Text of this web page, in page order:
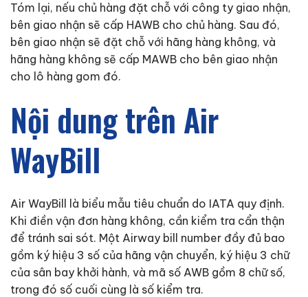
Tóm lại, nếu chủ hàng đặt chỗ với công ty giao nhận,
bên giao nhận sẽ cấp HAWB cho chủ hàng. Sau đó,
bên giao nhận sẽ đặt chỗ với hãng hàng không, và
hãng hàng không sẽ cấp MAWB cho bên giao nhận
cho lô hàng gom đó.
Nội dung trên Air
WayBill
Air WayBill là biểu mẫu tiêu chuẩn do IATA quy định.
Khi điền vận đơn hàng không, cần kiểm tra cẩn thận
để tránh sai sót. Một Airway bill number đầy đủ bao
gồm ký hiệu 3 số của hãng vận chuyển, ký hiệu 3 chữ
của sân bay khởi hành, và mã số AWB gồm 8 chữ số,
trong đó số cuối cùng là số kiểm tra.